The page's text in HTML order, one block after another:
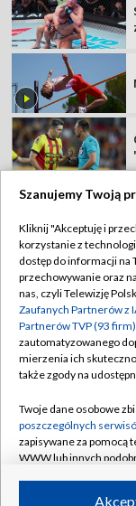
©2026
Szanujemy Twoją
Kliknij "Akceptuję i
korzystanie z
dostęp do informacji na
przechowywanie oraz
nas, czyli Telewizję
Zaufanych Partnerów z
Partnerów TVP (93 firm)
zautomatyzowanego
mierzenia ich
także zgody na
Twoje dane osobowe
poszczególnych
zapisywane za pomocą
WWW lub innych